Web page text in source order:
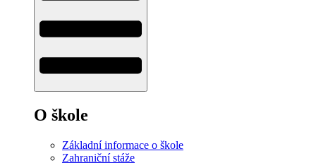
O škole
Základní informace o škole
Zahraniční stáže